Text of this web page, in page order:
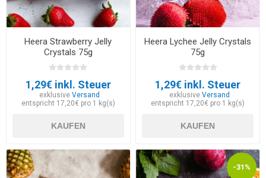
Heera Strawberry Jelly
Crystals 75g
1,29€ inkl. Steuer
exklusiveVersand
entspricht 17,20€ pro 1 kg(s)
KAUFEN
Heera Lychee Jelly Crystals
75g
1,29€ inkl. Steuer
exklusive Versand
entspricht 17,20€ pro 1 kg(s)
KAUFEN
-31%